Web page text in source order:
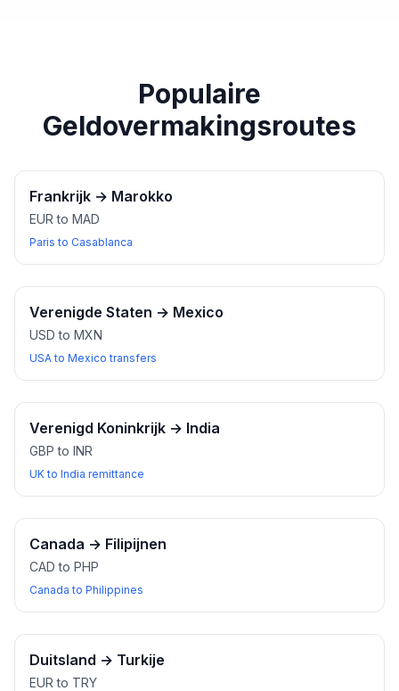
Populaire
Geldovermakingsroutes
Frankrijk → Marokko
EUR to MAD
Paris to Casablanca
Verenigde Staten → Mexico
USD to MXN
USA to Mexico transfers
Verenigd Koninkrijk → India
GBP to INR
UK to India remittance
Canada → Filipijnen
CAD to PHP
Canada to Philippines
Duitsland → Turkije
EUR to TRY